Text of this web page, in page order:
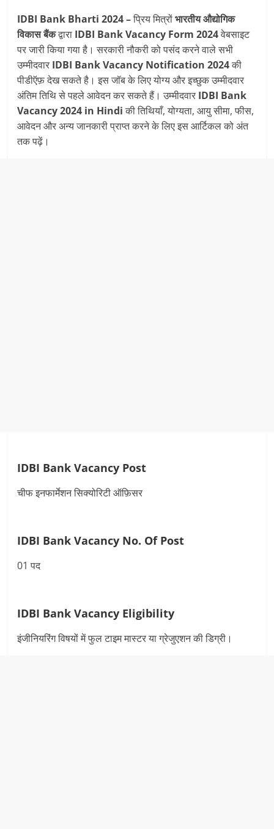
IDBI Bank Bharti 2024 –प्रिय मित्रोंभारतीय औद्योगिक
विकास बैंकद्वारा IDBI Bank Vacancy Form 2024वेबसाइट
पर जारी किया गया है। सरकारी नौकरी को पसंद करने वाले सभी
उम्मीदवार IDBI Bank Vacancy Notification 2024की
पीडीऍफ़ देख सकते है। इस जॉब के लिए योग्य और इच्छुक उम्मीदवार
अंतिम तिथि से पहले आवेदन कर सकते हैं। उम्मीदवार IDBI Bank
Vacancy 2024 in Hindiकी तिथियाँ, योग्यता, आयु सीमा, फीस,
आवेदन और अन्य जानकारी प्राप्त करने के लिए इस आर्टिकल को अंत
तक पढ़ें।
IDBI Bank Vacancy Post
चीफ इनफार्मेशन सिक्योरिटी ऑफ़िसर
IDBI Bank Vacancy No. Of Post
01 पद
IDBI Bank Vacancy Eligibility
इंजीनियरिंग विषयों में फुल टाइम मास्टर या ग्रेजुएशन की डिग्री।